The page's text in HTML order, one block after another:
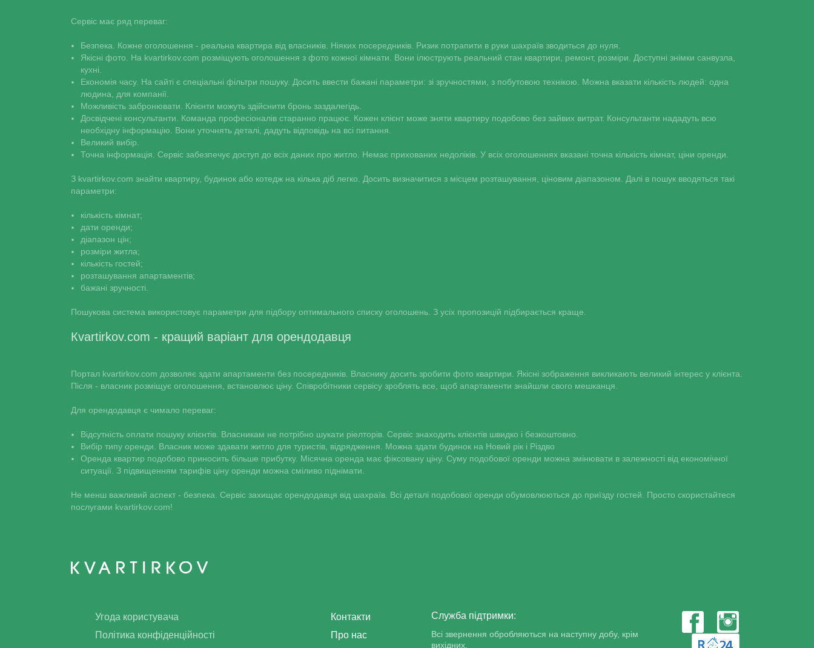
Сервіс має ряд переваг:
Безпека. Кожне оголошення - реальна квартира від власників. Ніяких посередників. Ризик потрапити в руки шахраїв зводиться до нуля.
Якісні фото. На kvartirkov.com розміщують оголошення з фото кожної кімнати. Вони ілюструють реальний стан квартири, ремонт, розміри. Доступні знімки санвузла,
кухні.
Економія часу. На сайті є спеціальні фільтри пошуку. Досить ввести бажані параметри: зі зручностями, з побутовою технікою. Можна вказати кількість людей: одна
людина, для компанії.
Можливість забронювати. Клієнти можуть здійснити бронь заздалегідь.
Досвідчені консультанти. Команда професіоналів старанно працює. Кожен клієнт може зняти квартиру подобово без зайвих витрат. Консультанти нададуть всю
необхідну інформацію. Вони уточнять деталі, дадуть відповідь на всі питання.
Великий вибір.
Точна інформація. Сервіс забезпечує доступ до всіх даних про житло. Немає прихованих недоліків. У всіх оголошеннях вказані точна кількість кімнат, ціни оренди.
З kvartirkov.com знайти квартиру, будинок або котедж на кілька діб легко. Досить визначитися з місцем розташування, ціновим діапазоном. Далі в пошук вводяться такі
параметри:
кількість кімнат;
дати оренди;
діапазон цін;
розміри житла;
кількість гостей;
розташування апартаментів;
бажані зручності.
Пошукова система використовує параметри для підбору оптимального списку оголошень. З усіх пропозицій підбирається краще.
Кvartirkov.com - кращий варіант для орендодавця
Портал kvartirkov.com дозволяє здати апартаменти без посередників. Власнику досить зробити фото квартири. Якісні зображення викликають великий інтерес у клієнта.
Після - власник розміщує оголошення, встановлює ціну. Співробітники сервісу зроблять все, щоб апартаменти знайшли свого мешканця.
Для орендодавця є чимало переваг:
Відсутність оплати пошуку клієнтів. Власникам не потрібно шукати ріелторів. Сервіс знаходить клієнтів швидко і безкоштовно.
Вибір типу оренди. Власник може здавати житло для туристів, відрядження. Можна здати будинок на Новий рік і Різдво
Оренда квартир подобово приносить більше прибутку. Місячна оренда має фіксовану ціну. Суму подобової оренди можна змінювати в залежності від економічної
ситуації. З підвищенням тарифів ціну оренди можна сміливо піднімати.
Не менш важливий аспект - безпека. Сервіс захищає орендодавця від шахраїв. Всі деталі подобової оренди обумовлюються до приїзду гостей. Просто скористайтеся
послугами kvartirkov.com!
Угода користувача
Політика конфіденційності
Контакти
Про нас
Служба підтримки:
Всі звернення обробляються на наступну добу, крім
вихідних.